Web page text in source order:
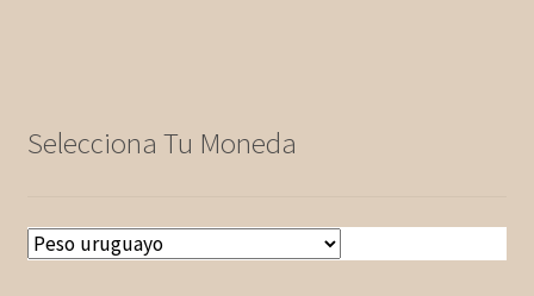
Selecciona Tu Moneda